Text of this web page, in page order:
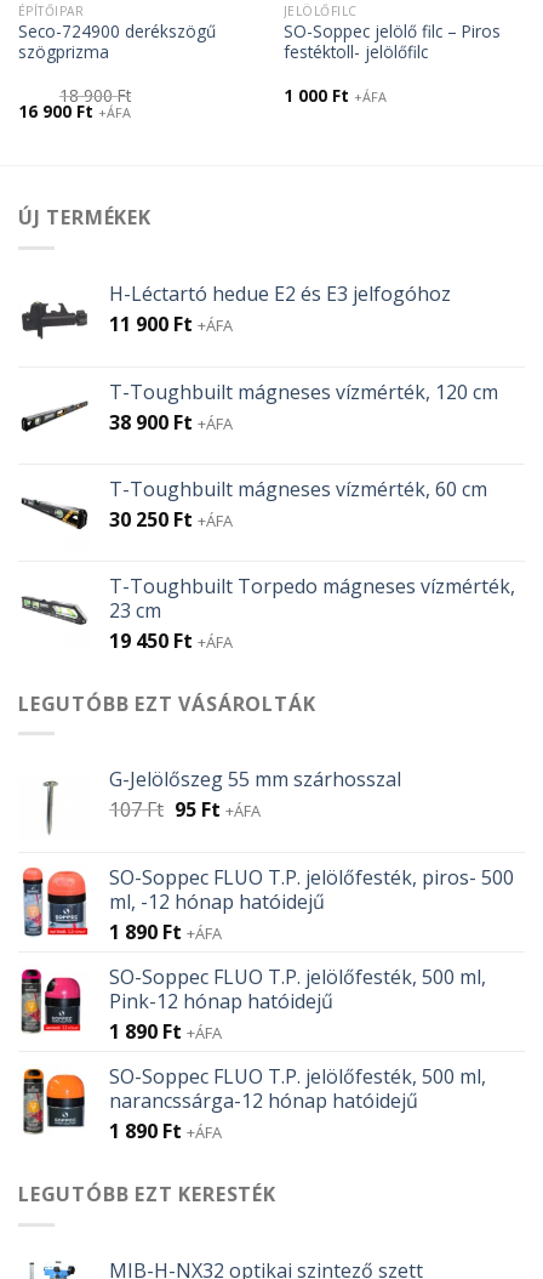
ÉPÍTŐIPAR
Seco-724900 derékszögű
szögprizma
18 900Ft
Original
price
16 900 FtCurrent
price
+ÁFA
JELÖLŐFILC
SO-Soppec jelölő filc – Piros
festéktoll- jelölőfilc
1 000 Ft +ÁFA
ÚJ TERMÉKEK
H-Léctartó hedue E2 és E3 jelfogóhoz
11 900 Ft +ÁFA
T-Toughbuilt mágneses vízmérték, 120 cm
38 900 Ft +ÁFA
T-Toughbuilt mágneses vízmérték, 60 cm
30 250 Ft +ÁFA
T-Toughbuilt Torpedo mágneses vízmérték,
23 cm
19 450 Ft +ÁFA
LEGUTÓBB EZT VÁSÁROLTÁK
G-Jelölőszeg 55 mm szárhosszal
107Ft Original
107 Ft.
95 FtCurrent
95 Ft.
+ÁFA
SO-Soppec FLUO T.P. jelölőfesték, piros- 500
ml, -12 hónap hatóidejű
1 890 Ft +ÁFA
SO-Soppec FLUO T.P. jelölőfesték, 500 ml,
Pink-12 hónap hatóidejű
1 890 Ft +ÁFA
SO-Soppec FLUO T.P. jelölőfesték, 500 ml,
narancssárga-12 hónap hatóidejű
1 890 Ft +ÁFA
LEGUTÓBB EZT KERESTÉK
MIB-H-NX32 optikai szintező szett